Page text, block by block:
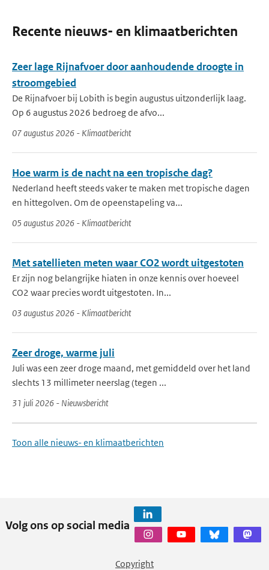
Recente nieuws- en klimaatberichten
Zeer lage Rijnafvoer door aanhoudende droogte in
stroomgebied
De Rijnafvoer bij Lobith is begin augustus uitzonderlijk laag.
Op 6 augustus 2026 bedroeg de afvo...
07 augustus 2026 - Klimaatbericht
Hoe warm is de nacht na een tropische dag?
Nederland heeft steeds vaker te maken met tropische dagen
en hittegolven. Om de opeenstapeling va...
05 augustus 2026 - Klimaatbericht
Met satellieten meten waar CO2 wordt uitgestoten
Er zijn nog belangrijke hiaten in onze kennis over hoeveel
CO2 waar precies wordt uitgestoten. In...
03 augustus 2026 - Klimaatbericht
Zeer droge, warme juli
Juli was een zeer droge maand, met gemiddeld over het land
slechts 13 millimeter neerslag (tegen ...
31 juli 2026 - Nieuwsbericht
Toon alle nieuws- en klimaatberichten
Volg ons op social media
Copyright